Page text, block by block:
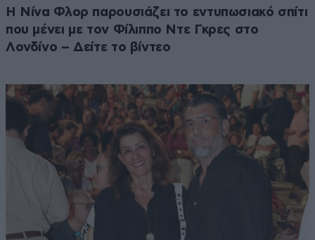
Η Νίνα Φλορ παρουσιάζει το εντυπωσιακό σπίτι
που μένει με τον Φίλιππο Ντε Γκρες στο
Λονδίνο – Δείτε το βίντεο